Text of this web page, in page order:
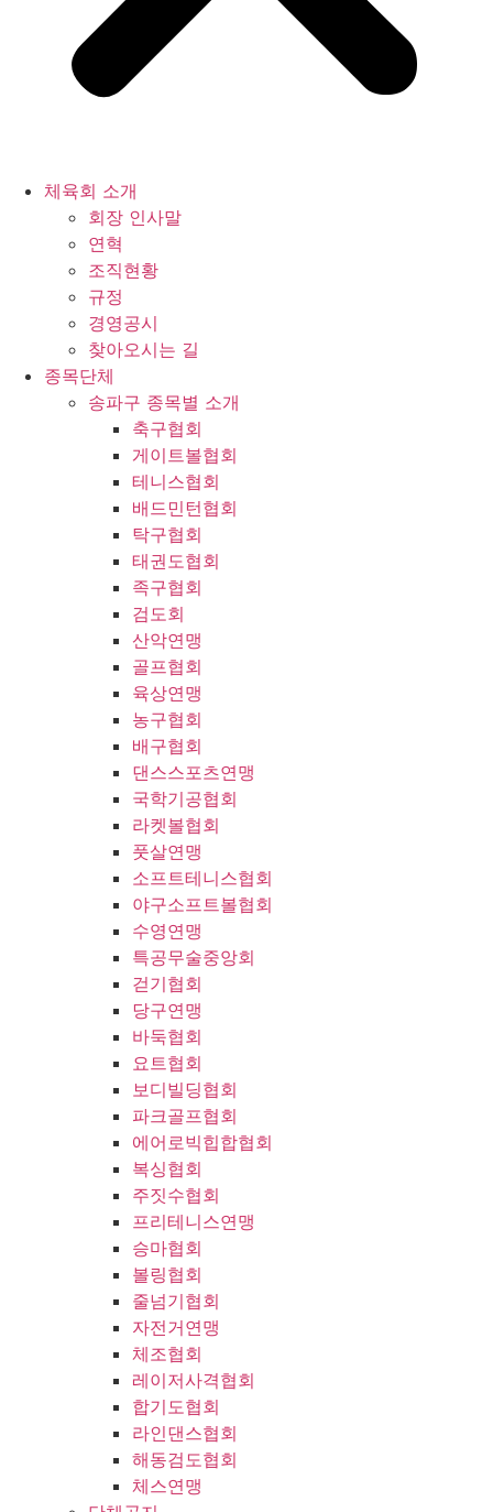
체육회 소개
회장 인사말
연혁
조직현황
규정
경영공시
찾아오시는 길
종목단체
송파구 종목별 소개
축구협회
게이트볼협회
테니스협회
배드민턴협회
탁구협회
태권도협회
족구협회
검도회
산악연맹
골프협회
육상연맹
농구협회
배구협회
댄스스포츠연맹
국학기공협회
라켓볼협회
풋살연맹
소프트테니스협회
야구소프트볼협회
수영연맹
특공무술중앙회
걷기협회
당구연맹
바둑협회
요트협회
보디빌딩협회
파크골프협회
에어로빅힙합협회
복싱협회
주짓수협회
프리테니스연맹
승마협회
볼링협회
줄넘기협회
자전거연맹
체조협회
레이저사격협회
합기도협회
라인댄스협회
해동검도협회
체스연맹